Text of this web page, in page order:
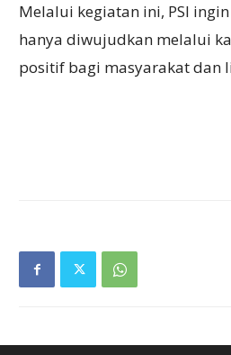
Melalui kegiatan ini, PSI
hanya diwujudkan melalui
positif bagi masyarakat dan